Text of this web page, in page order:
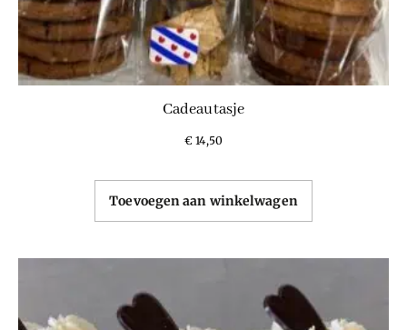
Cadeautasje
€ 14,50
Toevoegen aan winkelwagen